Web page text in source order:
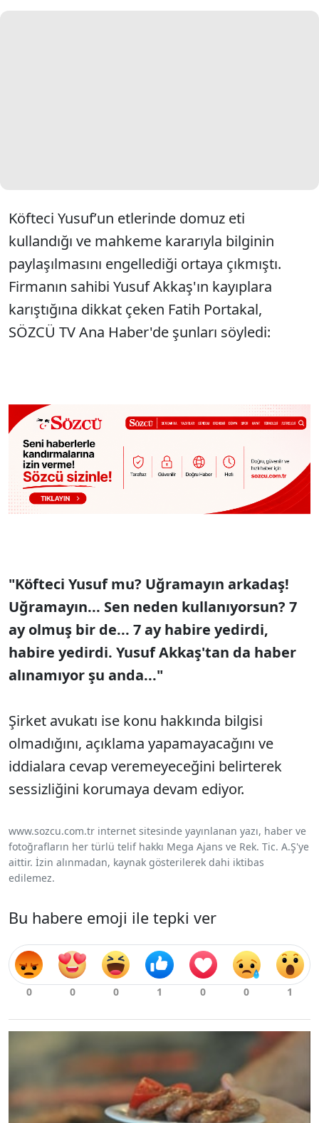
Köfteci Yusufʼun etlerinde domuz eti
kullandığı ve mahkeme kararıyla bilginin
paylaşılmasını engellediği ortaya çıkmıştı.
Firmanın sahibi Yusuf Akkaş'ın kayıplara
karıştığına dikkat çeken Fatih Portakal,
SÖZCÜ TV Ana Haber'de şunları söyledi:
"Köfteci Yusuf mu? Uğramayın arkadaş!
Uğramayın... Sen neden kullanıyorsun? 7
ay olmuş bir de... 7 ay habire yedirdi,
habire yedirdi. Yusuf Akkaş'tan da haber
alınamıyor şu anda..."
Şirket avukatı ise konu hakkında bilgisi
olmadığını, açıklama yapamayacağını ve
iddialara cevap veremeyeceğini belirterek
sessizliğini korumaya devam ediyor.
www.sozcu.com.tr internet sitesinde yayınlanan yazı, haber ve
fotoğrafların her türlü telif hakkı Mega Ajans ve Rek. Tic. A.Ş'ye
aittir. İzin alınmadan, kaynak gösterilerek dahi iktibas
edilemez.
Bu habere emoji ile tepki ver